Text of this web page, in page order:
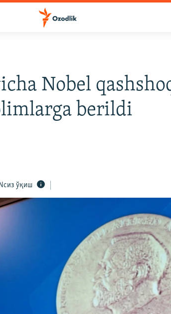
Nobel
berildi
ўқиш